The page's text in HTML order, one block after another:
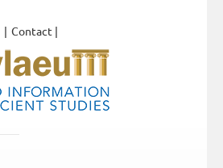
Contact |